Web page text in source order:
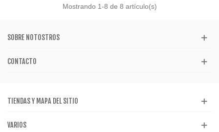
Mostrando 1-8 de 8 artículo(s)
SOBRE NOTOSTROS
CONTACTO
TIENDAS Y MAPA DEL SITIO
VARIOS